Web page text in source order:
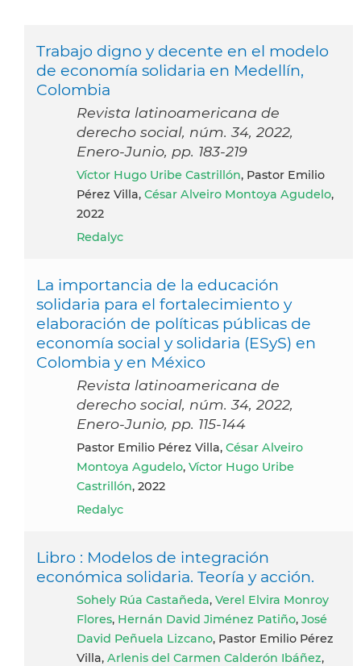
Trabajo digno y decente en el modelo
de economía solidaria en Medellín,
Colombia
Revista latinoamericana de
derecho social, núm. 34, 2022,
Enero-Junio, pp. 183-219
Víctor Hugo Uribe Castrillón, Pastor Emilio
Pérez Villa, César Alveiro Montoya Agudelo,
2022
Redalyc
La importancia de la educación
solidaria para el fortalecimiento y
elaboración de políticas públicas de
economía social y solidaria (ESyS) en
Colombia y en México
Revista latinoamericana de
derecho social, núm. 34, 2022,
Enero-Junio, pp. 115-144
Pastor Emilio Pérez Villa, César Alveiro
Montoya Agudelo, Víctor Hugo Uribe
Castrillón, 2022
Redalyc
Libro : Modelos de integración
económica solidaria. Teoría y acción.
Sohely Rúa Castañeda, Verel Elvira Monroy
Flores, Hernán David Jiménez Patiño, José
David Peñuela Lizcano, Pastor Emilio Pérez
Villa, Arlenis del Carmen Calderón Ibáñez,